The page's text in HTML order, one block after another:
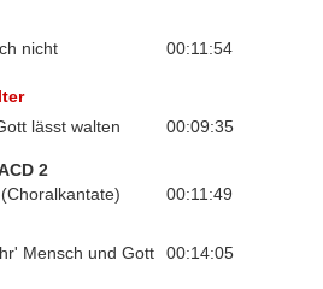
nicht
00:11:54
lässt walten
00:09:35
2
00:11:49
Mensch und Gott
00:14:05